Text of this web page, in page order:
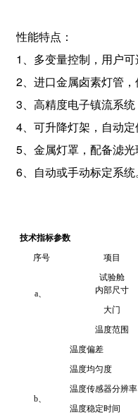
性能特点：
1、多变量控制，用户
2、进口金属卤素灯管
3、高精度电子镇流系
4、可升降灯架，自动
5、金属灯罩，配备滤
6、自动或手动标定系
​技术指标参数
序号
项目
a、
试验舱
内部尺寸
大门
b、
温度范围
温度偏差
温度均匀度
温度传感器分辨率
温度稳定时间